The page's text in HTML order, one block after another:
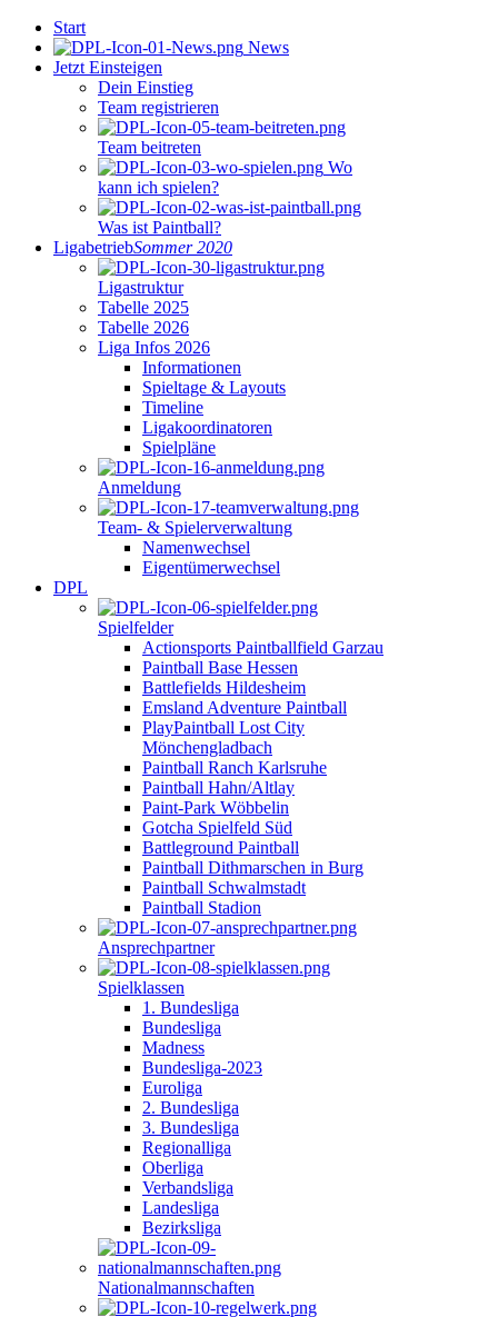
Start
News
Jetzt Einsteigen
Dein Einstieg
Team registrieren
Team beitreten
Wo
kann ich spielen?
Was ist Paintball?
LigabetriebSommer 2020
Ligastruktur
Tabelle 2025
Tabelle 2026
Liga Infos 2026
Informationen
Spieltage & Layouts
Timeline
Ligakoordinatoren
Spielpläne
Anmeldung
Team- & Spielerverwaltung
Namenwechsel
Eigentümerwechsel
DPL
Spielfelder
Actionsports Paintballfield Garzau
Paintball Base Hessen
Battlefields Hildesheim
Emsland Adventure Paintball
PlayPaintball Lost City
Mönchengladbach
Paintball Ranch Karlsruhe
Paintball Hahn/Altlay
Paint-Park Wöbbelin
Gotcha Spielfeld Süd
Battleground Paintball
Paintball Dithmarschen in Burg
Paintball Schwalmstadt
Paintball Stadion
Ansprechpartner
Spielklassen
1. Bundesliga
Bundesliga
Madness
Bundesliga-2023
Euroliga
2. Bundesliga
3. Bundesliga
Regionalliga
Oberliga
Verbandsliga
Landesliga
Bezirksliga
Nationalmannschaften